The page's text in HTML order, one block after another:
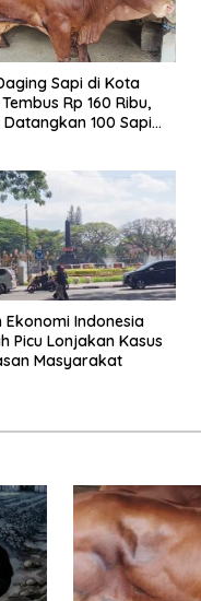
Sapi di Kota
Rp 160 Ribu,
100 Sapi
Ekonomi Indonesia
Picu Lonjakan Kasus
Masyarakat